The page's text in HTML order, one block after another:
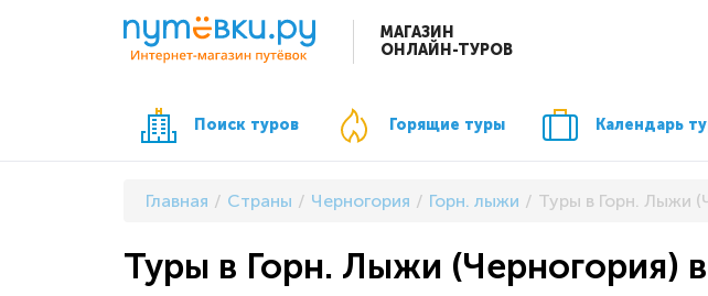
МАГАЗИН
ОНЛАЙН-ТУРОВ
Поиск туров Горящие туры Календарь
Главная Страны Черногория Горн. лыжи Туры в Горн. Лыжи
Туры в Горн. Лыжи (Черногория)